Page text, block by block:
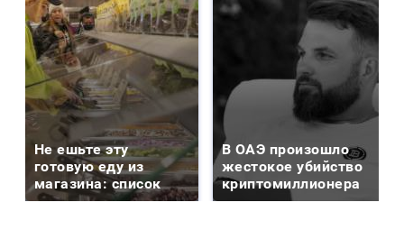
Не ешьте эту
готовую еду из
магазина: список
В ОАЭ произошло
жестокое убийство
криптомиллионера